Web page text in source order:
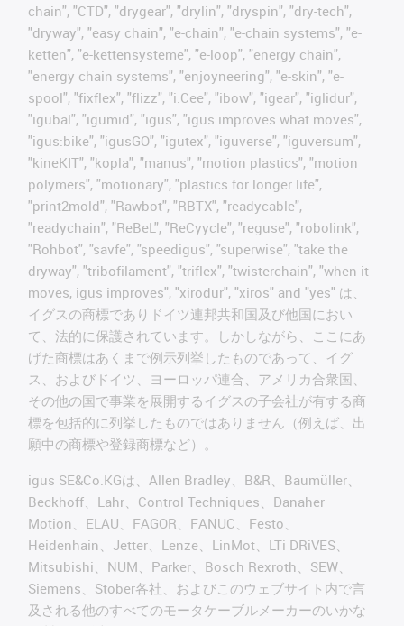
chain", "CTD", "drygear", "drylin", "dryspin", "dry-tech",
"dryway", "easy chain", "e-chain", "e-chain systems", "e-
ketten", "e-kettensysteme", "e-loop", "energy chain",
"energy chain systems", "enjoyneering", "e-skin", "e-
spool", "fixflex", "flizz", "i.Cee", "ibow", "igear", "iglidur",
"igubal", "igumid", "igus", "igus improves what moves",
"igus:bike", "igusGO", "igutex", "iguverse", "iguversum",
"kineKIT", "kopla", "manus", "motion plastics", "motion
polymers", "motionary", "plastics for longer life",
"print2mold", "Rawbot", "RBTX", "readycable",
"readychain", "ReBeL", "ReCyycle", "reguse", "robolink",
"Rohbot", "savfe", "speedigus", "superwise", "take the
dryway", "tribofilament", "triflex", "twisterchain", "when it
moves, igus improves", "xirodur", "xiros" and "yes" は、
イグスの商標でありドイツ連邦共和国及び他国におい
て、法的に保護されています。しかしながら、ここにあ
げた商標はあくまで例示列挙したものであって、イグ
ス、およびドイツ、ヨーロッパ連合、アメリカ合衆国、
その他の国で事業を展開するイグスの子会社が有する商
標を包括的に列挙したものではありません（例えば、出
願中の商標や登録商標など）。
igus SE&Co.KGは、Allen Bradley、B&R、Baumüller、
Beckhoff、Lahr、Control Techniques、Danaher
Motion、ELAU、FAGOR、FANUC、Festo、
Heidenhain、Jetter、Lenze、LinMot、LTi DRiVES、
Mitsubishi、NUM、Parker、Bosch Rexroth、SEW、
Siemens、Stöber各社、およびこのウェブサイト内で言
及される他のすべてのモータケーブルメーカーのいかな